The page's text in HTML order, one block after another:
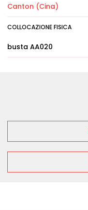
Canton (Cina)
COLLOCAZIONE FISICA
busta AA020